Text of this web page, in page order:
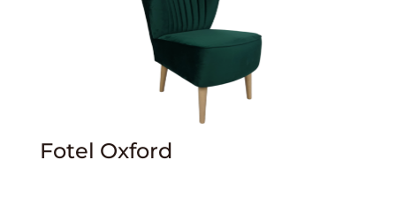
Fotel Oxford